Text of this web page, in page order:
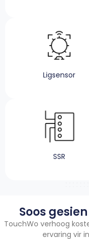
Ligsensor
SSR
Soos
TouchWo verhoog
ervaring vir